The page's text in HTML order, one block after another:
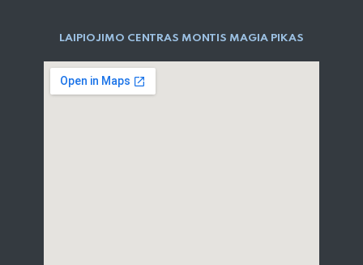
LAIPIOJIMO CENTRAS MONTIS MAGIA PIKAS